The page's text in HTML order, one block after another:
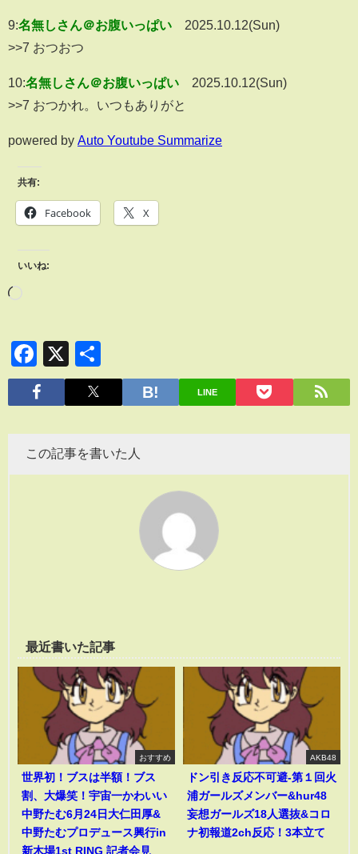
9:名無しさん＠お腹いっぱい
2025.10.12(Sun)
>>7 おつおつ
10:名無しさん＠お腹いっぱい
2025.10.12(Sun)
>>7 おつかれ。いつもありがと
powered by Auto Youtube Summarize
共有:
Facebook X
いいね:
Facebook
X
有
LINE
この記事を書いた人
最近書いた記事
おすすめ
世界初！ブスは半額！ブス
割、大爆笑！宇宙一かわいい
中野たむ6月24日大仁田厚&
中野たむプロデュース興行in
新木場1st RING 記者会見
AKB48
ドン引き反応不可避-第１回火
浦ガールズメンバー&hur48
妄想ガールズ18人選抜&コロ
ナ初報道2ch反応！3本立て